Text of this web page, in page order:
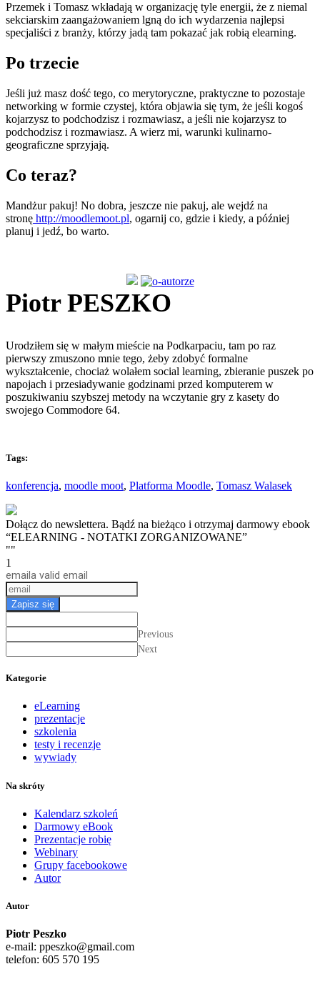
Przemek i Tomasz wkładają w organizację tyle energii, że z niemal
sekciarskim zaangażowaniem lgną do ich wydarzenia najlepsi
specjaliści z branży, którzy jadą tam pokazać jak robią elearning.
Po trzecie
Jeśli już masz dość tego, co merytoryczne, praktyczne to pozostaje
networking w formie czystej, która objawia się tym, że jeśli kogoś
kojarzysz to podchodzisz i rozmawiasz, a jeśli nie kojarzysz to
podchodzisz i rozmawiasz. A wierz mi, warunki kulinarno-
geograficzne sprzyjają.
Co teraz?
Mandżur pakuj! No dobra, jeszcze nie pakuj, ale wejdź na
stronę http://moodlemoot.pl, ogarnij co, gdzie i kiedy, a później
planuj i jedź, bo warto.
Piotr PESZKO
Urodziłem się w małym mieście na Podkarpaciu, tam po raz
pierwszy zmuszono mnie tego, żeby zdobyć formalne
wykształcenie, chociaż wolałem social learning, zbieranie puszek po
napojach i przesiadywanie godzinami przed komputerem w
poszukiwaniu szybszej metody na wczytanie gry z kasety do
swojego Commodore 64.
Tags:
konferencja, moodle moot, Platforma Moodle, Tomasz Walasek
Dołącz do newslettera. Bądź na bieżąco i otrzymaj darmowy ebook
“ELEARNING - NOTATKI ZORGANIZOWANE”
""
1
email a valid email
Zapisz się
Previous
Next
Kategorie
eLearning
prezentacje
szkolenia
testy i recenzje
wywiady
Na skróty
Kalendarz szkoleń
Darmowy eBook
Prezentacje robię
Webinary
Grupy facebookowe
Autor
Autor
Piotr Peszko
e-mail: ppeszko@gmail.com
telefon: 605 570 195